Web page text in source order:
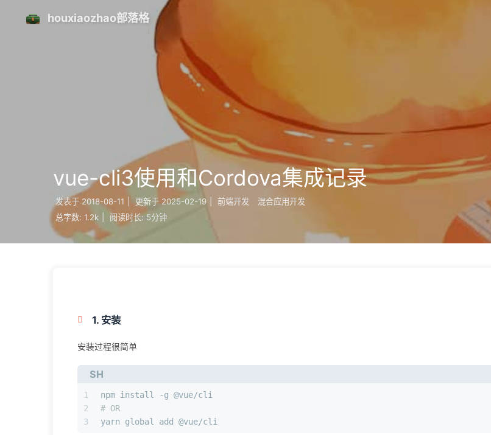
houxiaozhao部落格
vue-cli3使用和Cordova集成记录
发表于 2018-08-11 更新于 2025-02-19 前端开发
混合应用开发
总字数: 1.2k 阅读时长: 5分钟
1. 安装
安装过程很简单
SH
1
2
3
npm install -g @vue/cli
# OR
yarn global add @vue/cli